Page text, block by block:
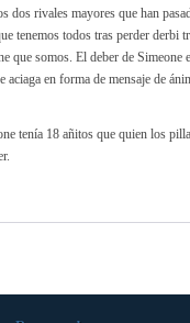
dos rivales mayores que han
tenemos todos tras perder derbi
que somos. El deber de Simeone
en forma de mensaje de
tenía 18 añitos que quien los